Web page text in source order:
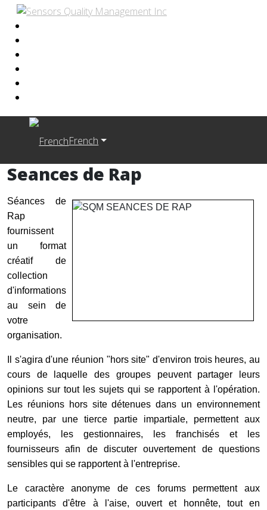
French
Seances de Rap
Séances de
Rap
fournissent
un format
créatif de
collection
d'informations
au sein de
votre
organisation.
Il s'agira d'une réunion "hors site" d'environ trois heures, au
cours de laquelle des groupes peuvent partager leurs
opinions sur tout les sujets qui se rapportent à l'opération.
Les réunions hors site détenues dans un environnement
neutre, par une tierce partie impartiale, permettent aux
employés, les gestionnaires, les franchisés et les
fournisseurs afin de discuter ouvertement de questions
sensibles qui se rapportent à l'entreprise.
Le caractère anonyme de ces forums permettent aux
participants d'être à l'aise, ouvert et honnête, tout en